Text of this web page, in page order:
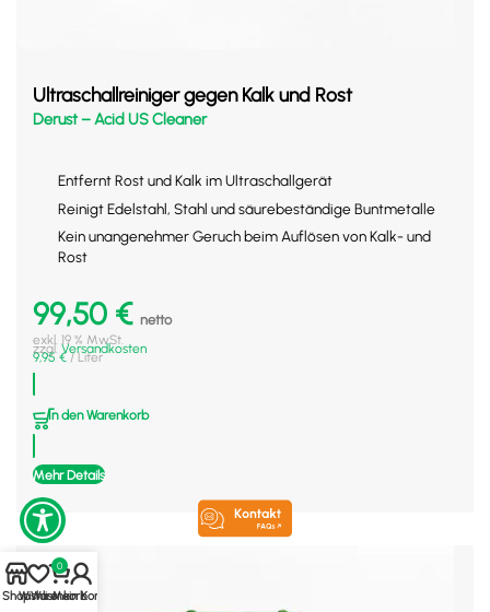
Ultraschallreiniger gegen Kalk und Rost
Derust – Acid US Cleaner
Entfernt Rost und Kalk im Ultraschallgerät
Reinigt Edelstahl, Stahl und säurebeständige Buntmetalle
Kein unangenehmer Geruch beim Auflösen von Kalk- und
Rost
99,50 € netto
exkl. 19 % MwSt.
zzgl. Versandkosten
9,95€ /Liter
In den Warenkorb
Mehr Details
ShopWishlist
0
Warenkorb
Mein Konto